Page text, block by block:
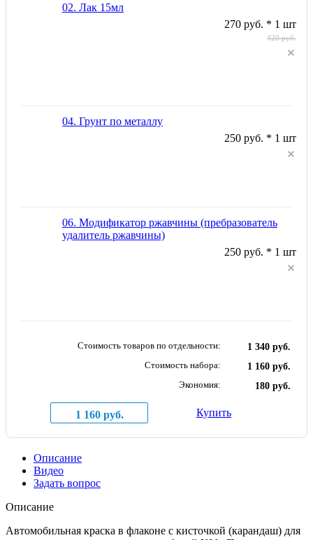
02. Лак 15мл
270 руб. * 1 шт
420 руб.
04. Грунт по металлу
250 руб. * 1 шт
06. Модификатор ржавчины (пребразователь
удалитель ржавчины)
250 руб. * 1 шт
Стоимость товаров по отдельности:
1 340 руб.
Стоимость набора:
1 160 руб.
Экономия:
180 руб.
1 160 руб. Купить
Описание
Видео
Задать вопрос
Описание
Автомобильная краска в флаконе с кисточкой (карандаш) для